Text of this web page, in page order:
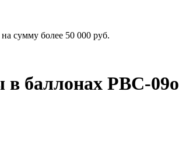
сумму более 50 000 руб.
в баллонах РВС-09o